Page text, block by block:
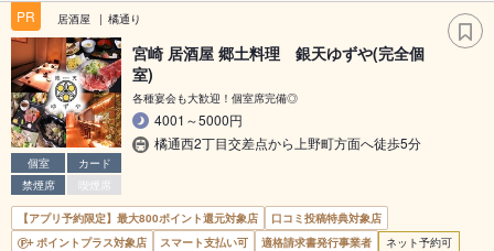
PR 居酒屋 橘通り
個室
カード
禁煙席
喫煙席
宮崎 居酒屋 郷土料理 銀天ゆずや(完全個
室)
各種宴会も大歓迎！個室席完備◎
4001～5000円
橘通西2丁目交差点から上野町方面へ徒歩5分
【アプリ予約限定】最大800ポイント還元対象店
口コミ投稿特典対象店
ポイントプラス対象店
スマート支払い可 適格請求書発行事業者
ネット予約可